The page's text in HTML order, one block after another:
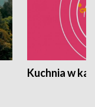
Kuchnia w